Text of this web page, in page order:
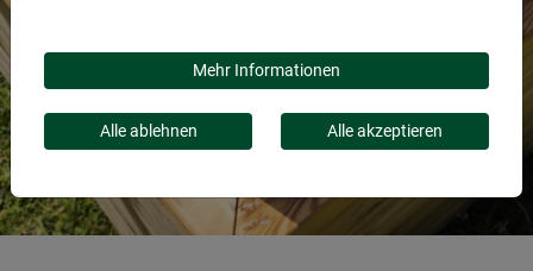
Mehr Informationen
Alle ablehnen Alle akzeptieren